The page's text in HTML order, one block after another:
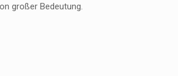
großer Bedeutung.